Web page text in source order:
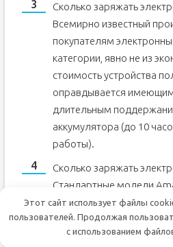
Сколько заряжать
Всемирно известный
покупателям
категории, явно не из
стоимость устройства
оправдывается
длительным
аккумулятора (до 10
работы).
Сколько заряжать
Стандартные модели
автономном режиме
восстановление
часа подзарядки.
Этот сайт использует файлы
пользователей. Продолжая
с использованием